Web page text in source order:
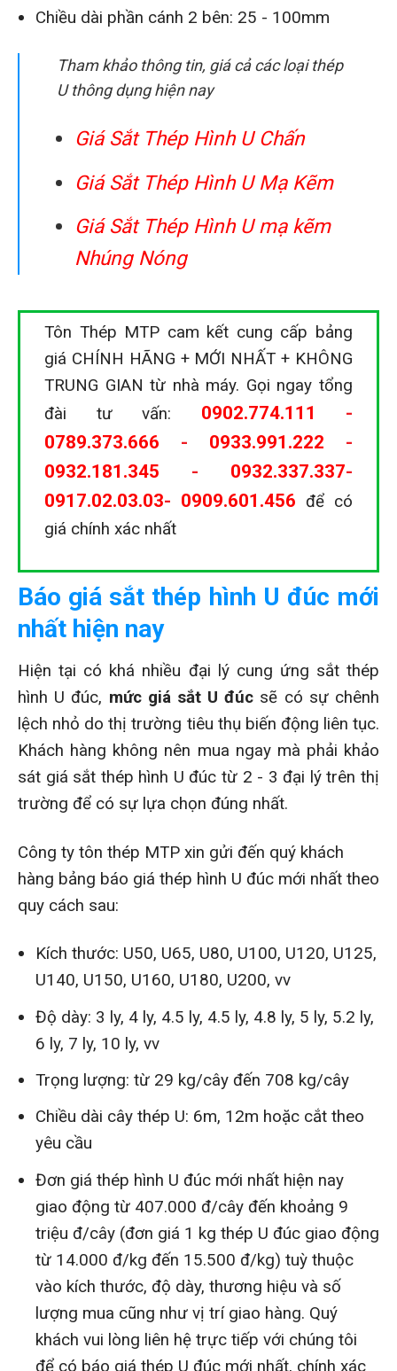
Chiều dài phần cánh 2 bên: 25 - 100mm
Tham khảo thông tin, giá cả các loại thép
U thông dụng hiện nay
Giá Sắt Thép Hình U Chấn
Giá Sắt Thép Hình U Mạ Kẽm
Giá Sắt Thép Hình U mạ kẽm
Nhúng Nóng
Tôn Thép MTP cam kết cung cấp bảng
giá CHÍNH HÃNG + MỚI NHẤT + KHÔNG
TRUNG GIAN từ nhà máy. Gọi ngay tổng
đài tư vấn: 0902.774.111
-
0789.373.666 - 0933.991.222 -
0932.181.345 - 0932.337.337-
0917.02.03.03- 0909.601.456 để có
giá chính xác nhất
Báo giá sắt thép hình U đúc mới
nhất hiện nay
Hiện tại có khá nhiều đại lý cung ứng sắt thép
hình U đúc, mức giá sắt U đúc sẽ có sự chênh
lệch nhỏ do thị trường tiêu thụ biến động liên tục.
Khách hàng không nên mua ngay mà phải khảo
sát giá sắt thép hình U đúc từ 2 - 3 đại lý trên thị
trường để có sự lựa chọn đúng nhất.
Công ty tôn thép MTP xin gửi đến quý khách
hàng bảng báo giá thép hình U đúc mới nhất theo
quy cách sau:
Kích thước: U50, U65, U80, U100, U120, U125,
U140, U150, U160, U180, U200, vv
Độ dày: 3 ly, 4 ly, 4.5 ly, 4.5 ly, 4.8 ly, 5 ly, 5.2 ly,
6 ly, 7 ly, 10 ly, vv
Trọng lượng: từ 29 kg/cây đến 708 kg/cây
Chiều dài cây thép U: 6m, 12m hoặc cắt theo
yêu cầu
Đơn giá thép hình U đúc mới nhất hiện nay
giao động từ 407.000 đ/cây đến khoảng 9
triệu đ/cây (đơn giá 1 kg thép U đúc giao động
từ 14.000 đ/kg đến 15.500 đ/kg) tuỳ thuộc
vào kích thước, độ dày, thương hiệu và số
lượng mua cũng như vị trí giao hàng. Quý
khách vui lòng liên hệ trực tiếp với chúng tôi
để có báo giá thép U đúc mới nhất, chính xác